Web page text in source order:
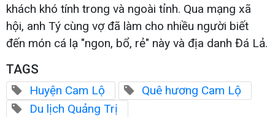
khách khó tính trong và ngoài tỉnh. Qua mạng xã
hội, anh Tý cùng vợ đã làm cho nhiều người biết
đến món cá lạ "ngon, bổ, rẻ" này và địa danh Đá Lả.
TAGS
Huyện Cam Lộ
Quê hương Cam Lộ
Du lịch Quảng Trị